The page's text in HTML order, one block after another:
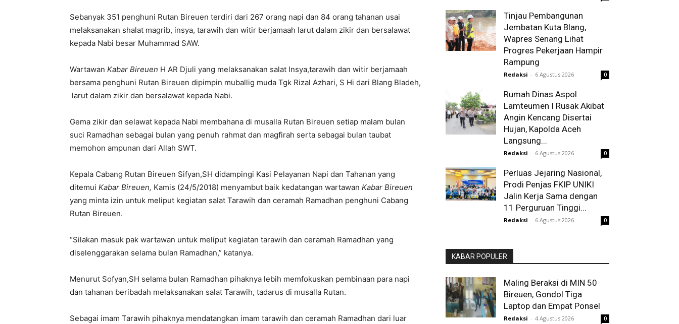
Sebanyak 351 penghuni Rutan Bireuen terdiri dari 267 orang napi dan 84 orang tahanan usai
melaksanakan shalat magrib, insya, tarawih dan witir berjamaah larut dalam zikir dan bersalawat
kepada Nabi besar Muhammad SAW.
Wartawan Kabar Bireuen H AR Djuli yang melaksanakan salat Insya,tarawih dan witir berjamaah
bersama penghuni Rutan Bireuen dipimpin muballig muda Tgk Rizal Azhari, S Hi dari Blang Bladeh,
larut dalam zikir dan bersalawat kepada Nabi.
Gema zikir dan selawat kepada Nabi membahana di musalla Rutan Bireuen setiap malam bulan
suci Ramadhan sebagai bulan yang penuh rahmat dan magfirah serta sebagai bulan taubat
memohon ampunan dari Allah SWT.
Kepala Cabang Rutan Bireuen Sifyan,SH didampingi Kasi Pelayanan Napi dan Tahanan yang
ditemui Kabar Bireuen, Kamis (24/5/2018) menyambut baik kedatangan wartawan Kabar Bireuen
yang minta izin untuk meliput kegiatan salat Tarawih dan ceramah Ramadhan penghuni Cabang
Rutan Bireuen.
“Silakan masuk pak wartawan untuk meliput kegiatan tarawih dan ceramah Ramadhan yang
diselenggarakan selama bulan Ramadhan,” katanya.
Menurut Sofyan,SH selama bulan Ramadhan pihaknya lebih memfokuskan pembinaan para napi
dan tahanan beribadah melaksanakan salat Tarawih, tadarus di musalla Rutan.
Sebagai imam Tarawih pihaknya mendatangkan imam tarawih dan ceramah Ramadhan dari luar
Tinjau Pembangunan
Jembatan Kuta Blang,
Wapres Senang Lihat
Progres Pekerjaan Hampir
Rampung
Redaksi - 6 Agustus 2026 0
Rumah Dinas Aspol
Lamteumen I Rusak Akibat
Angin Kencang Disertai
Hujan, Kapolda Aceh
Langsung...
Redaksi - 6 Agustus 2026 0
Perluas Jejaring Nasional,
Prodi Penjas FKIP UNIKI
Jalin Kerja Sama dengan
11 Perguruan Tinggi...
Redaksi - 6 Agustus 2026 0
KABAR POPULER
Maling Beraksi di MIN 50
Bireuen, Gondol Tiga
Laptop dan Empat Ponsel
Redaksi - 4 Agustus 2026 0